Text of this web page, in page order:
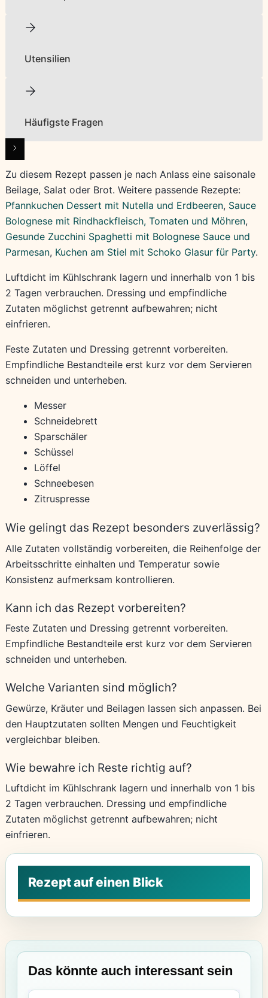
Utensilien
Häufigste Fragen
Zu diesem Rezept passen je nach Anlass eine saisonale
Beilage, Salat oder Brot. Weitere passende Rezepte:
Pfannkuchen Dessert mit Nutella und Erdbeeren, Sauce
Bolognese mit Rindhackfleisch, Tomaten und Möhren,
Gesunde Zucchini Spaghetti mit Bolognese Sauce und
Parmesan, Kuchen am Stiel mit Schoko Glasur für Party.
Luftdicht im Kühlschrank lagern und innerhalb von 1 bis
2 Tagen verbrauchen. Dressing und empfindliche
Zutaten möglichst getrennt aufbewahren; nicht
einfrieren.
Feste Zutaten und Dressing getrennt vorbereiten.
Empfindliche Bestandteile erst kurz vor dem Servieren
schneiden und unterheben.
Messer
Schneidebrett
Sparschäler
Schüssel
Löffel
Schneebesen
Zitruspresse
Wie gelingt das Rezept besonders zuverlässig?
Alle Zutaten vollständig vorbereiten, die Reihenfolge der
Arbeitsschritte einhalten und Temperatur sowie
Konsistenz aufmerksam kontrollieren.
Kann ich das Rezept vorbereiten?
Feste Zutaten und Dressing getrennt vorbereiten.
Empfindliche Bestandteile erst kurz vor dem Servieren
schneiden und unterheben.
Welche Varianten sind möglich?
Gewürze, Kräuter und Beilagen lassen sich anpassen. Bei
den Hauptzutaten sollten Mengen und Feuchtigkeit
vergleichbar bleiben.
Wie bewahre ich Reste richtig auf?
Luftdicht im Kühlschrank lagern und innerhalb von 1 bis
2 Tagen verbrauchen. Dressing und empfindliche
Zutaten möglichst getrennt aufbewahren; nicht
einfrieren.
Das könnte auch interessant sein